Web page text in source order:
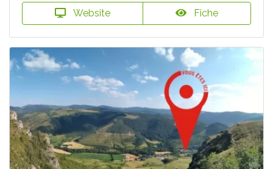
Website Fiche